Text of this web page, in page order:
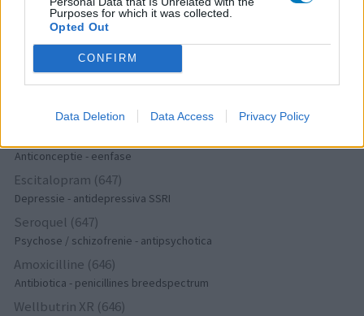
Purposes for which it was collected.
Opted Out
CONFIRM
Data Deletion Data Access Privacy Policy
Mirtazapine (731)
Depressie - antidepressiva overig
Amitriptyline (699)
Depressie - antidepressiva TCA
Depressie - antidepressiva overig
Anticonceptie - eenfase
Escitalopram (647)
Depressie - antidepressiva SSRI
Seroquel (647)
Psychose / schizofrenie - antipsychotica
Amoxicilline (646)
Antibiotica - penicillines breedspectrum
Wellbutrin XR (646)